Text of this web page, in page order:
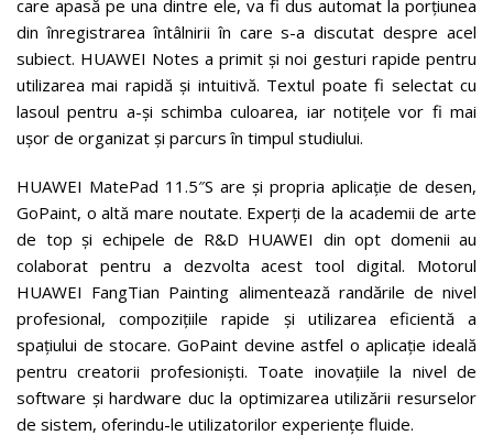
care apasă pe una dintre ele, va fi dus automat la porțiunea
din înregistrarea întâlnirii în care s-a discutat despre acel
subiect. HUAWEI Notes a primit și noi gesturi rapide pentru
utilizarea mai rapidă și intuitivă. Textul poate fi selectat cu
lasoul pentru a-și schimba culoarea, iar notițele vor fi mai
ușor de organizat și parcurs în timpul studiului.
HUAWEI MatePad 11.5″S are și propria aplicație de desen,
GoPaint, o altă mare noutate. Experți de la academii de arte
de top și echipele de R&D HUAWEI din opt domenii au
colaborat pentru a dezvolta acest tool digital. Motorul
HUAWEI FangTian Painting alimentează randările de nivel
profesional, compozițiile rapide și utilizarea eficientă a
spațiului de stocare. GoPaint devine astfel o aplicație ideală
pentru creatorii profesioniști. Toate inovațiile la nivel de
software și hardware duc la optimizarea utilizării resurselor
de sistem, oferindu-le utilizatorilor experiențe fluide.